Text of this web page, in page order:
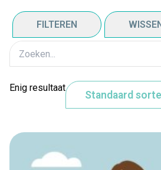
FILTEREN
Enig resultaat